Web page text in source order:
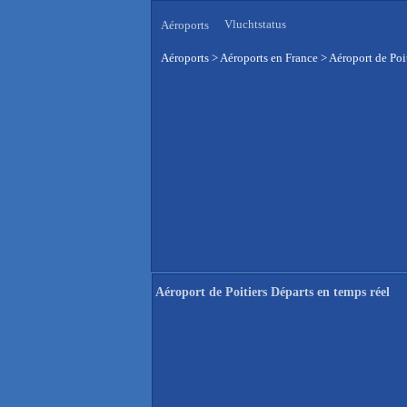
Aéroports Vluchtstatus
Aéroports >Aéroports en France >Aéroport de
Aéroport de Poitiers Départs en temps réel